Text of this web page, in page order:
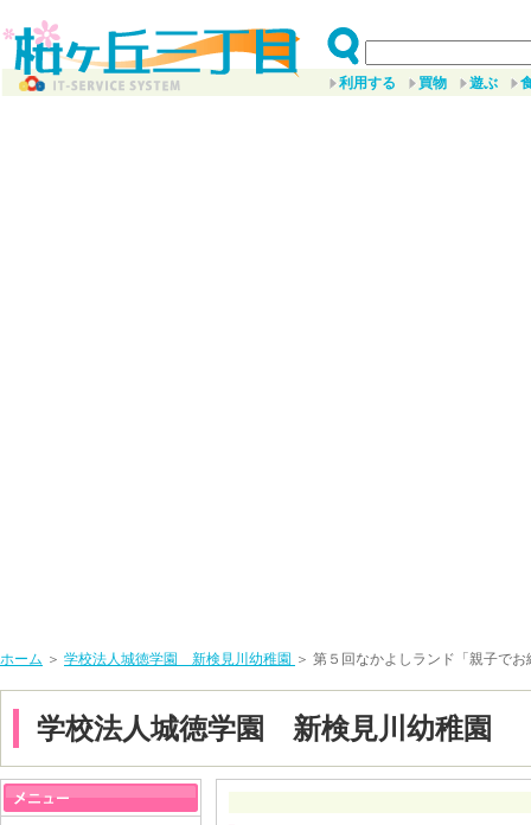
利用する 買物 遊ぶ
ホーム ＞ 学校法人城徳学園 新検見川幼稚園 ＞ 第５回なかよしランド「親子で
学校法人城徳学園 新検見川幼稚園